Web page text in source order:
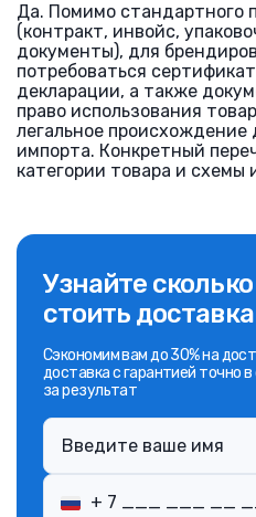
Да. Помимо стандартного
(контракт, инвойс,
документы), для
потребоваться
декларации, а также
право использования
легальное происхождение
импорта. Конкретный
категории товара и схемы
Узнайте
стоить доставка
Сэкономим вам до 30% на
доставка с гарантией точно
за результат